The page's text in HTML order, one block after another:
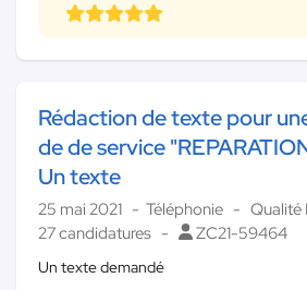
Rédaction de texte pour
de de service
Un texte
25 mai 2021 Téléphonie
Qualité
27 candidatures
ZC21-59464
Un texte demandé